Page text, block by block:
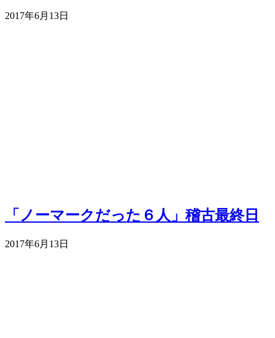
2017年6月13日
「ノーマークだった６人」稽古最終日
2017年6月13日